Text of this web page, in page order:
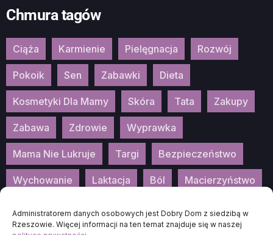
Administratorem danych osobowych jest Dobry Dom z siedzibą w
Rzeszowie. Więcej informacji na ten temat znajduje się w naszej
Chmura tagów
Ciąża Karmienie Pielęgnacja Rozwój
Pokoik Sen Zabawki Dieta
Kosmetyki Dla Mamy Skóra Tata Zakupy
Zabawa Zdrowie Wyprawka
Mama Nie Lukruje Targi Bezpieczeństwo
Wychowanie Laktacja Ból Macierzyństwo